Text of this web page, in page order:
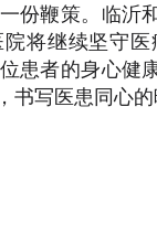
份鞭策。临沂
将继续坚守
患者的身心健
书写医患同心